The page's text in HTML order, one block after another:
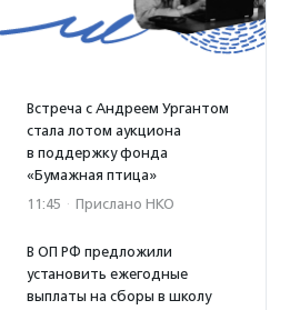
Встреча с Андреем Ургантом
стала лотом аукциона
в поддержку фонда
«Бумажная птица»
11:45 · Прислано НКО
В ОП РФ предложили
установить ежегодные
выплаты на сборы в школу